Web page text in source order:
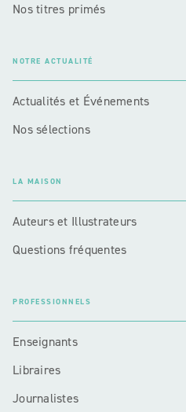
Nos titres primés
NOTRE ACTUALITÉ
Actualités et Événements
Nos sélections
LA MAISON
Auteurs et Illustrateurs
Questions fréquentes
PROFESSIONNELS
Enseignants
Libraires
Journalistes